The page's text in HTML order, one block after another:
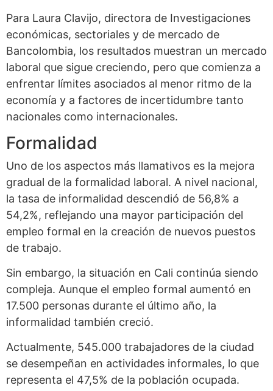
Para Laura Clavijo, directora de Investigaciones
económicas, sectoriales y de mercado de
Bancolombia, los resultados muestran un mercado
laboral que sigue creciendo, pero que comienza a
enfrentar límites asociados al menor ritmo de la
economía y a factores de incertidumbre tanto
nacionales como internacionales.
Formalidad
Uno de los aspectos más llamativos es la mejora
gradual de la formalidad laboral. A nivel nacional,
la tasa de informalidad descendió de 56,8% a
54,2%, reflejando una mayor participación del
empleo formal en la creación de nuevos puestos
de trabajo.
Sin embargo, la situación en Cali continúa siendo
compleja. Aunque el empleo formal aumentó en
17.500 personas durante el último año, la
informalidad también creció.
Actualmente, 545.000 trabajadores de la ciudad
se desempeñan en actividades informales, lo que
representa el 47,5% de la población ocupada.